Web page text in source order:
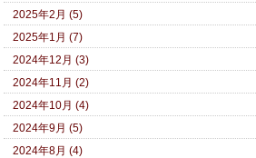
2025年2月 (5)
2025年1月 (7)
2024年12月 (3)
2024年11月 (2)
2024年10月 (4)
2024年9月 (5)
2024年8月 (4)